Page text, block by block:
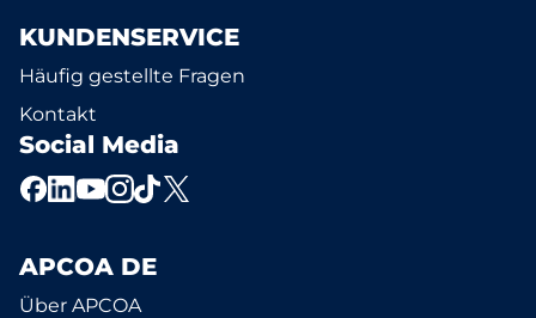
KUNDENSERVICE
Häufig gestellte Fragen
Kontakt
Social Media
APCOA DE
Über APCOA